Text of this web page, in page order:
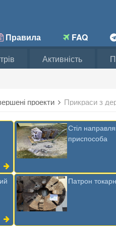
Правила FAQ
Активність
проекти Прикраси з
Стіл
приспособа
Патрон